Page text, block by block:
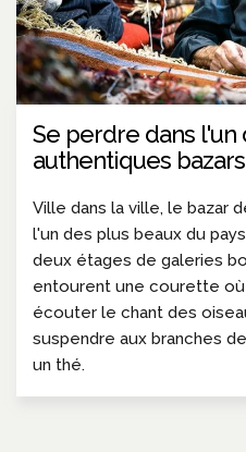
Se perdre dans l'un
authentiques
Ville dans la ville, le bazar
l'un des plus beaux du
deux étages de galeries
entourent une courette
écouter le chant des
suspendre aux branches
un thé.